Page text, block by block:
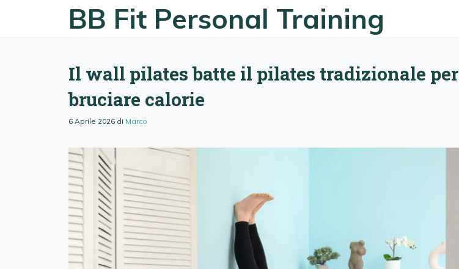
BB Fit Personal Training
Il wall pilates batte il pilates tradizionale per
bruciare calorie
6 Aprile 2026 di Marco